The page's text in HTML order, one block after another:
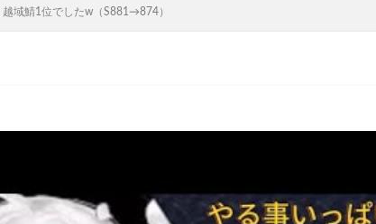
域鯖1位でしたw（S881→874）